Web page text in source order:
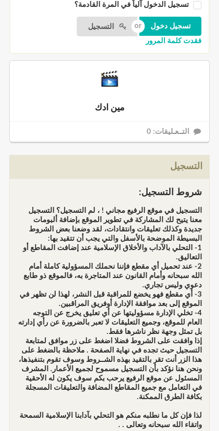
تسجيل الدخول آلياً في المرة القادمة؟
التسجيل
فقدت كلمة المرور
مين ادك
التــعـليقات: 0
التسجيل
شروط التسجيل:
التسجيل في موقع الرفيع مجاني ! ، لم التسجيل؟ التسجيل
معنا يتيح لك المشاركة في تطوير الموقع بإضافة ألبومات
جديدة وكذلك تعليقات وانتقادات، لقد وضعنا بعض الشروط
البسيطة الموضحة بالأسفل والتي يجب أن تتقيد بها:
1- التحلي بالآداب والأخلاق الإسلامية عند إضافت المقاطع أو
التعاليق.
2- عند تحميل أي مقطع فإننا نحملك المسؤولية كاملة أمام
الله سبحانه وأمام القانون عند المتاجرة به، فالموقع ذو طابع
دعوي وليس تجاري.
3- أي مقطع فهو يخضع للمراقبة قبل النشر، لهذا لن تظهر في
الموقع إلى بعد موافقة الإدارة أوفريق المراقبين.
4- تخلي الإدارة مسؤوليتها عن أي تعليق يخرج عن التوجه
العام للموقع، وجميع التعليقات لا تعبر بالضرورة عن رأي إدارته
بل تمثل وجهة نظر ناشرها فقط.
إذا وافقت على الشروط فضلا اضغط على زر موافق لمتابعة
التسجيل حيث تجده في نهاية الصفحة . ملاحظة بالضغط على
هذا الزر أنت تقر بالتقيد بهذه الشــروط وسوف تقوم بتنفيذها،
ونحن هنا نؤكد بأن التسجيل مسموح لجميع الأعمار. المشرف
المسئول عن موقع الرفيع يرحب بكم سوف يكون له الأحقية
في التعامل مع جميع المقاطع المضافة والتعليقات المسجلة
بكافة الطرق الممكنة.
لذا فإن كل ما نطلبه منكم هو التحلي بآدابنا الإسلامية السمحة
واتقاء الله سبحانه وتعالى . .